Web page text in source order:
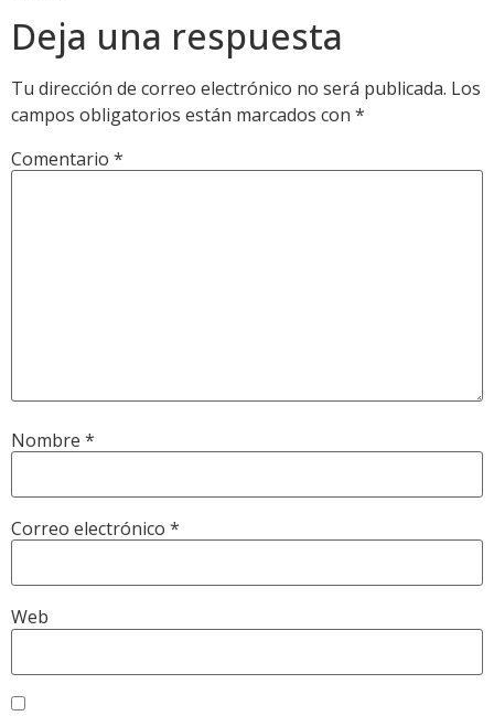
Deja una respuesta
Tu dirección de correo electrónico no será publicada. Los
campos obligatorios están marcados con *
Comentario *
Nombre *
Correo electrónico *
Web